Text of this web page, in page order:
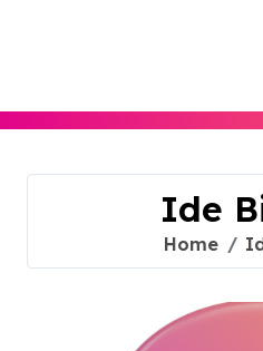
Ide
Home